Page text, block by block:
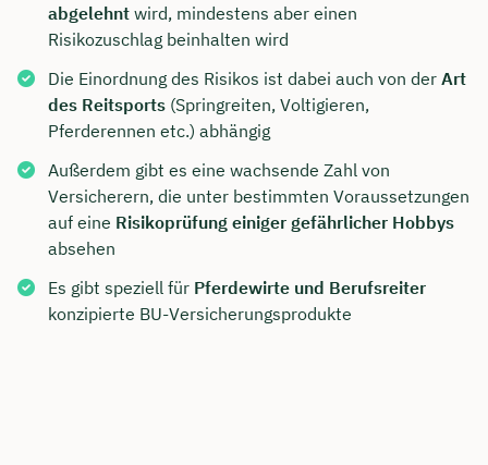
abgelehnt wird, mindestens aber einen
Risikozuschlag beinhalten wird
Die Einordnung des Risikos ist dabei auch von der Art
des Reitsports (Springreiten, Voltigieren,
Pferderennen etc.) abhängig
Außerdem gibt es eine wachsende Zahl von
Versicherern, die unter bestimmten Voraussetzungen
auf eine Risikoprüfung einiger gefährlicher Hobbys
absehen
Es gibt speziell für Pferdewirte und Berufsreiter
konzipierte BU-Versicherungsprodukte